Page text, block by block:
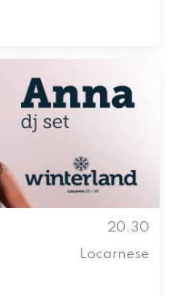
20.30
Locarnese